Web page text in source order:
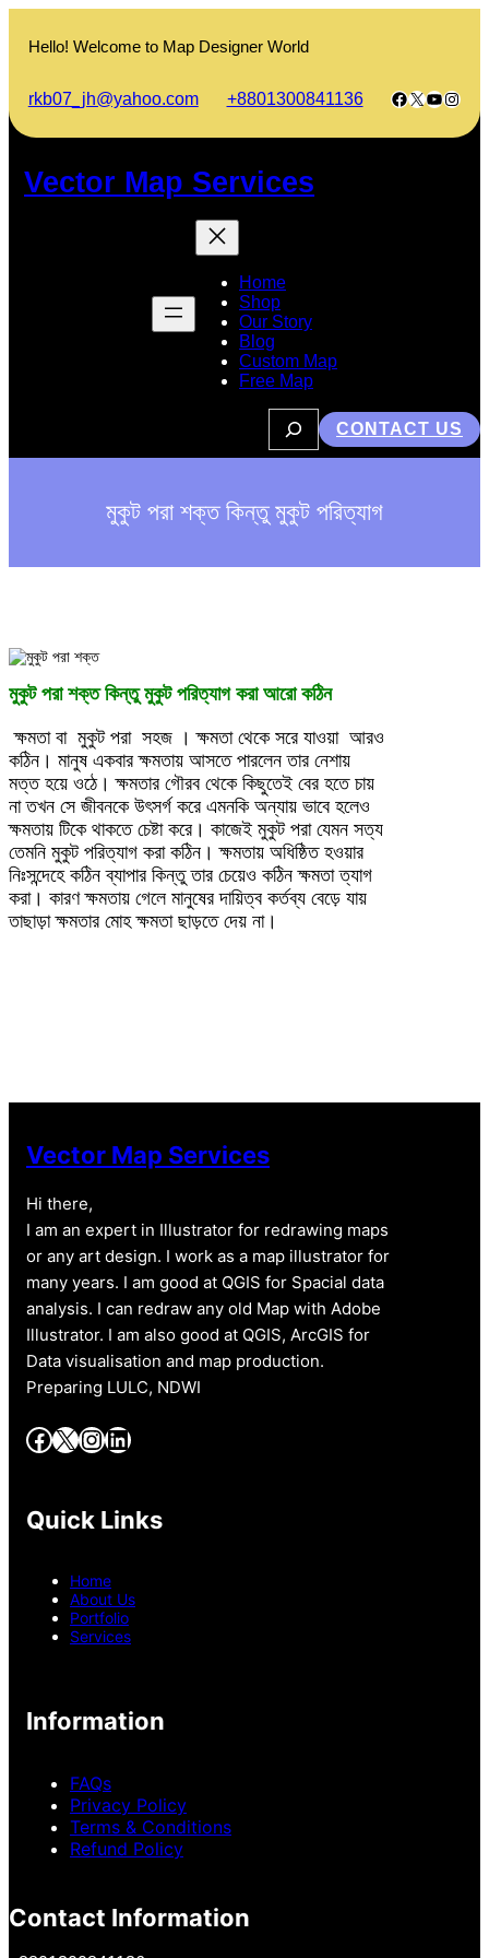
content
Hello! Welcome to Map Designer World
rkb07_jh@yahoo.com +8801300841136 Facebook
X
Vector Map Services
Home
Shop
Our Story
Blog
Custom Map
Free Map
a
h
CONTACT US
মুকুট পরা শক্ত কিন্তু মুকুট পরিত্যাগ
মুকুট পরা শক্ত কিন্তু মুকুট পরিত্যাগ করা আরো কঠিন
ক্ষমতা বা মুকুট পরা সহজ । ক্ষমতা থেকে সরে যাওয়া আরও
কঠিন। মানুষ একবার ক্ষমতায় আসতে পারলেন তার নেশায়
মত্ত হয়ে ওঠে। ক্ষমতার গৌরব থেকে কিছুতেই বের হতে চায়
না তখন সে জীবনকে উৎসর্গ করে এমনকি অন্যায় ভাবে হলেও
ক্ষমতায় টিকে থাকতে চেষ্টা করে। কাজেই মুকুট পরা যেমন সত্য
তেমনি মুকুট পরিত্যাগ করা কঠিন। ক্ষমতায় অধিষ্ঠিত হওয়ার
নিঃসন্দেহে কঠিন ব্যাপার কিন্তু তার চেয়েও কঠিন ক্ষমতা ত্যাগ
করা। কারণ ক্ষমতায় গেলে মানুষের দায়িত্ব কর্তব্য বেড়ে যায়
তাছাড়া ক্ষমতার মোহ ক্ষমতা ছাড়তে দেয় না।
Vector Map Services
Hi there,
I am an expert in Illustrator for redrawing maps
or any art design. I work as a map illustrator for
many years. I am good at QGIS for Spacial data
analysis. I can redraw any old Map with Adobe
Illustrator. I am also good at QGIS, ArcGIS for
Data visualisation and map production.
Preparing LULC, NDWI
Facebook X InstagramLinkedIn
Quick Links
Home
About Us
Portfolio
Services
Information
FAQs
Privacy Policy
Terms & Conditions
Refund Policy
Contact Information